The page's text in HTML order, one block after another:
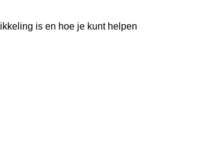
is en hoe je kunt helpen